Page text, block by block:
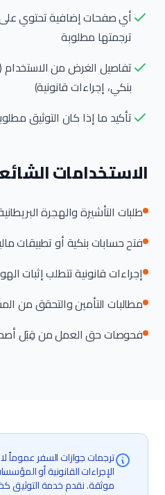
أي صفحات إضافية تحتوي على
ترجمتها مطلوبة
تفاصيل الغرض من
بنكي، إجراءات قانونية)
تأكيد ما إذا كان التوثيق
الاستخدامات
طلبات التأشيرة والهجرة
فتح حسابات بنكية أو تطبيقات
إجراءات قانونية تتطلب إثبات
مطالبات التأمين والتحقق من
فحوصات حق العمل من قِبَل
ترجمات جوازات السفر عموماً
الإجراءات القانونية أو
موثقة. نقدم خدمة التوثيق